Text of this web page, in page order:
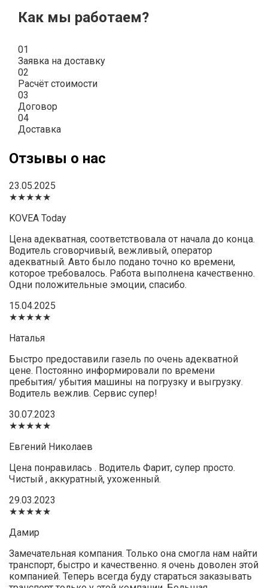
Как мы работаем?
01
Заявка на доставку
02
Расчёт стоимости
03
Договор
04
Доставка
Отзывы о нас
23.05.2025
★★★★★
KOVEA Today
Цена адекватная, соответствовала от начала до конца.
Водитель сговорчивый, вежливый, оператор
адекватный. Авто было подано точно ко времени,
которое требовалось. Работа выполнена качественно.
Одни положительные эмоции, спасибо.
15.04.2025
★★★★★
Наталья
Быстро предоставили газель по очень адекватной
цене. Постоянно информировали по времени
пребытия/ убытия машины на погрузку и выгрузку.
Водитель вежлив. Сервис супер!
30.07.2023
★★★★★
Евгений Николаев
Цена понравилась . Водитель Фарит, супер просто.
Чистый , аккуратный, ухоженный.
29.03.2023
★★★★★
Дамир
Замечательная компания. Только она смогла нам найти
транспорт, быстро и качественно. я очень доволен этой
компанией. Теперь всегда буду стараться заказывать